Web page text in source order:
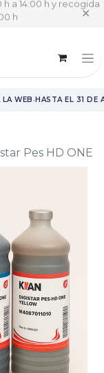
a 14:00 h y recogida
h ✕
WEB· HASTA EL 31 DE
Pes HD ONE